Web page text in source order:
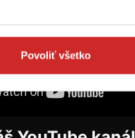
Povoliť všetko